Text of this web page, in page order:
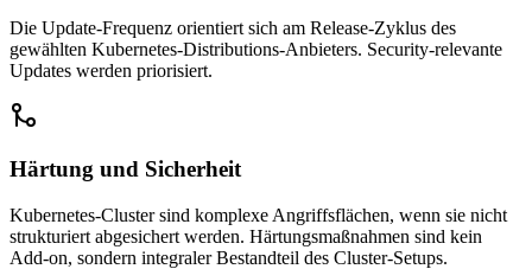
Die Update-Frequenz orientiert sich am Release-Zyklus des
gewählten Kubernetes-Distributions-Anbieters. Security-relevante
Updates werden priorisiert.
Härtung und Sicherheit
Kubernetes-Cluster sind komplexe Angriffsflächen, wenn sie nicht
strukturiert abgesichert werden. Härtungsmaßnahmen sind kein
Add-on, sondern integraler Bestandteil des Cluster-Setups.